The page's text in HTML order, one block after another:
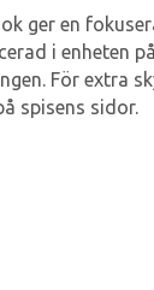
ger en
i enheten
För extra
spisens sidor.